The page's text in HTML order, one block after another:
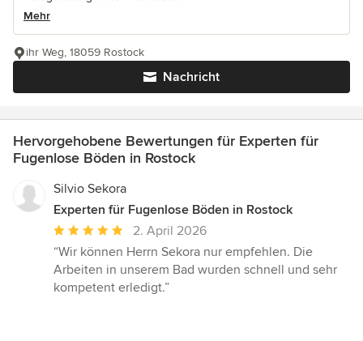
Mehr
Nachricht
ihr Weg, 18059 Rostock
Hervorgehobene Bewertungen für Experten für
Fugenlose Böden in Rostock
Silvio Sekora
Experten für Fugenlose Böden in Rostock
Durchschnittliche
Bewertung:
5
von
2. April 2026
“Wir können Herrn Sekora nur empfehlen. Die
Arbeiten in unserem Bad wurden schnell und sehr
kompetent erledigt.”